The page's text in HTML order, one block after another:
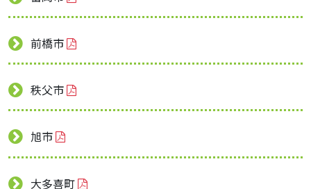
前橋市
秩父市
旭市
大多喜町